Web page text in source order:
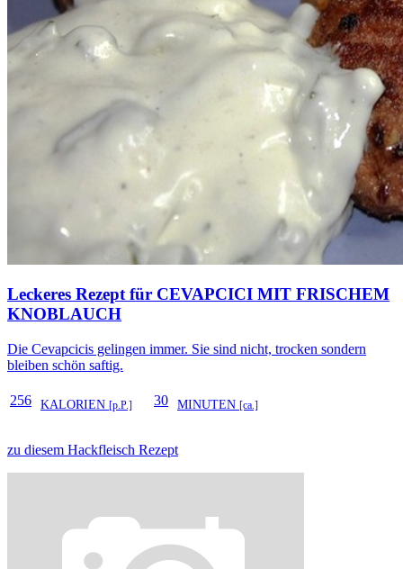
Leckeres Rezept für CEVAPCICI MIT FRISCHEM
KNOBLAUCH
Die Cevapcicis gelingen immer. Sie sind nicht, trocken sondern
bleiben schön saftig.
256 KALORIEN [p.P.] 30 MINUTEN [ca.]
zu diesem Hackfleisch Rezept